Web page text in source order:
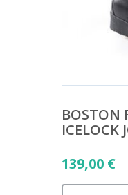
BOSTON
139,00 €